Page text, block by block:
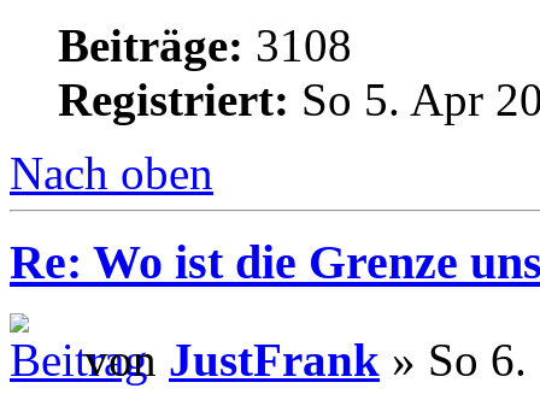
Beiträge: 3108
Registriert: So 5. Apr
Nach oben
Re: Wo ist die Grenze
von JustFrank » So